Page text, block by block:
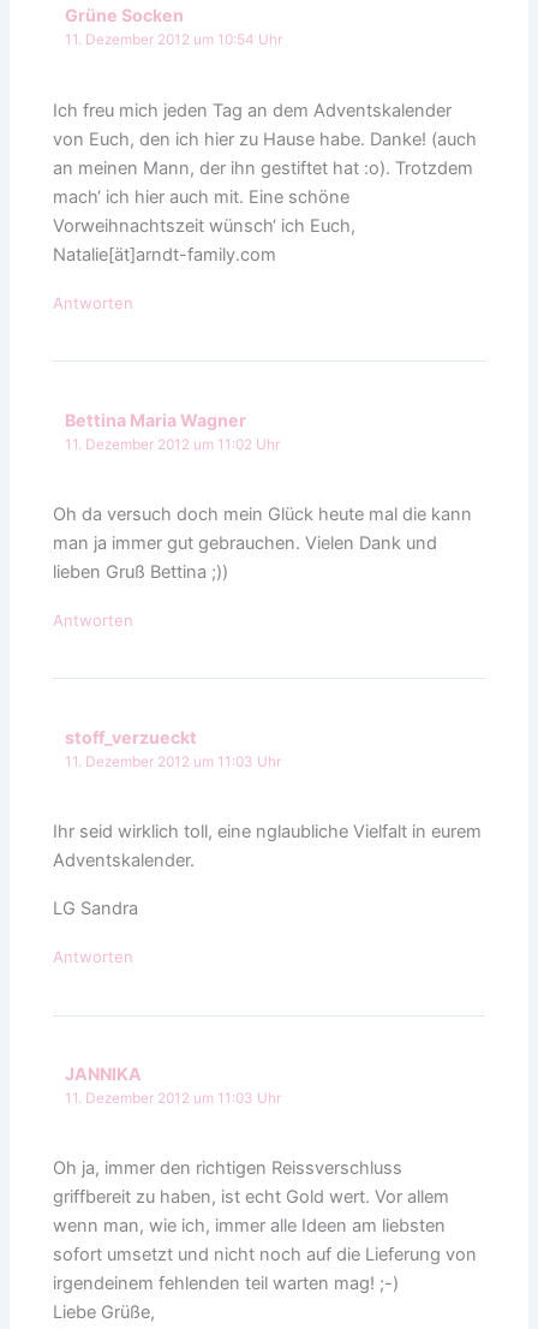
Grüne Socken
11. Dezember 2012 um 10:54 Uhr
Ich freu mich jeden Tag an dem Adventskalender
von Euch, den ich hier zu Hause habe. Danke! (auch
an meinen Mann, der ihn gestiftet hat :o). Trotzdem
mach‘ ich hier auch mit. Eine schöne
Vorweihnachtszeit wünsch‘ ich Euch,
Natalie[ät]arndt-family.com
Antworten
Bettina Maria Wagner
11. Dezember 2012 um 11:02 Uhr
Oh da versuch doch mein Glück heute mal die kann
man ja immer gut gebrauchen. Vielen Dank und
lieben Gruß Bettina ;))
Antworten
stoff_verzueckt
11. Dezember 2012 um 11:03 Uhr
Ihr seid wirklich toll, eine nglaubliche Vielfalt in eurem
Adventskalender.
LG Sandra
Antworten
JANNIKA
11. Dezember 2012 um 11:03 Uhr
Oh ja, immer den richtigen Reissverschluss
griffbereit zu haben, ist echt Gold wert. Vor allem
wenn man, wie ich, immer alle Ideen am liebsten
sofort umsetzt und nicht noch auf die Lieferung von
irgendeinem fehlenden teil warten mag! ;-)
Liebe Grüße,